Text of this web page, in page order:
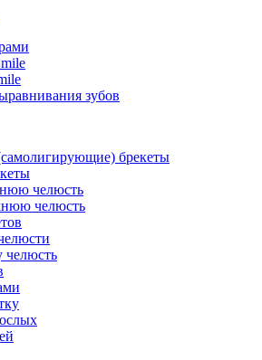
зубов
брекеты
челюсть
челюсть
челюсть